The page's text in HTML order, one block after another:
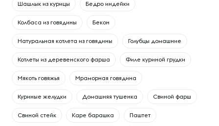
Шашлык из курицы Бедро индейки
Колбаса из говядины Бекон
Натуральная котлета из говядины Голубцы домашние
Котлеты из деревенского фарша Филе куриной грудки
Мякоть говяжья Мраморная говядина
Куриные желудки Домашняя тушенка Свиной фарш
Свиной стейк Каре барашка Паштет